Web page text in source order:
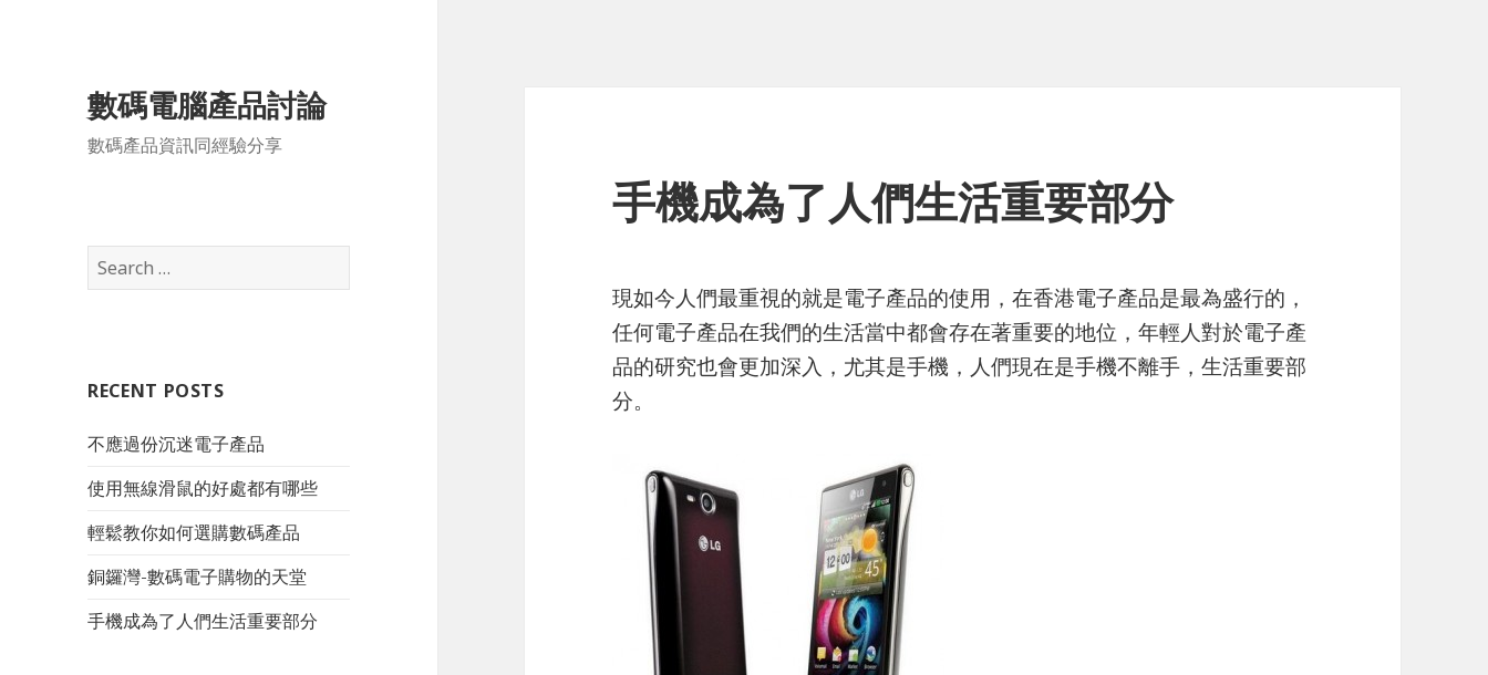
數碼電腦產品討論
數碼產品資訊同經驗分享
S
e
h
o
:
RECENT POSTS
不應過份沉迷電子產品
使用無線滑鼠的好處都有哪些
輕鬆教你如何選購數碼產品
銅鑼灣-數碼電子購物的天堂
手機成為了人們生活重要部分
手機成為了人們生活重要部分
現如今人們最重視的就是電子產品的使用，在香港電子產品是最為盛行的，
任何電子產品在我們的生活當中都會存在著重要的地位，年輕人對於電子產
品的研究也會更加深入，尤其是手機，人們現在是手機不離手，生活重要部
分。